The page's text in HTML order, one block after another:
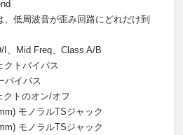
低周波音が歪み回路にどれだけ到
、Mid Freq、Class A/B
クトバイパス
バイパス
トのオン/オフ
モノラルTSジャック
モノラルTSジャック